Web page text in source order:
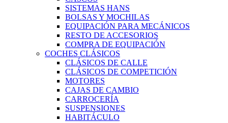
SISTEMAS HANS
BOLSAS Y MOCHILAS
EQUIPACIÓN PARA MECÁNICOS
RESTO DE ACCESORIOS
COMPRA DE EQUIPACIÓN
COCHES CLÁSICOS
CLÁSICOS DE CALLE
CLÁSICOS DE COMPETICIÓN
MOTORES
CAJAS DE CAMBIO
CARROCERÍA
SUSPENSIONES
HABITÁCULO